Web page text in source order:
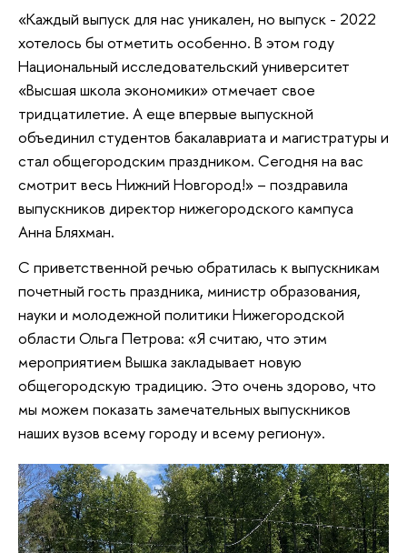
«Каждый выпуск для нас уникален, но выпуск - 2022
хотелось бы отметить особенно. В этом году
Национальный исследовательский университет
«Высшая школа экономики» отмечает свое
тридцатилетие. А еще впервые выпускной
объединил студентов бакалавриата и магистратуры и
стал общегородским праздником. Сегодня на вас
смотрит весь Нижний Новгород!» – поздравила
выпускников директор нижегородского кампуса
Анна Бляхман.
С приветственной речью обратилась к выпускникам
почетный гость праздника, министр образования,
науки и молодежной политики Нижегородской
области Ольга Петрова: «Я считаю, что этим
мероприятием Вышка закладывает новую
общегородскую традицию. Это очень здорово, что
мы можем показать замечательных выпускников
наших вузов всему городу и всему региону».